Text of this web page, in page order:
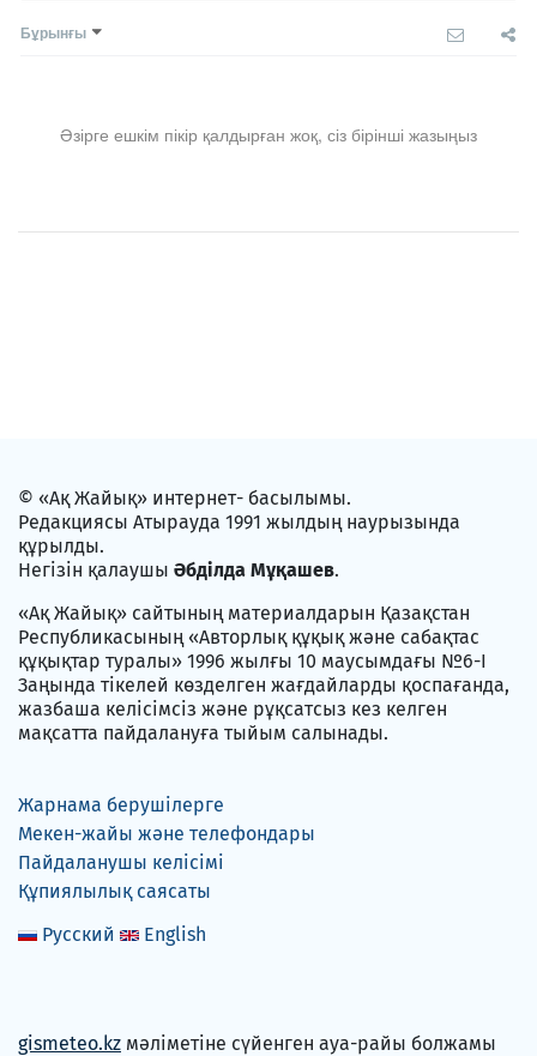
Бұрынғы
Әзірге ешкім пікір қалдырған жоқ, сіз бірінші жазыңыз
© «Ақ Жайық» интернет- басылымы.
Редакциясы Атырауда 1991 жылдың наурызында
құрылды.
Негізін қалаушы Әбділда Мұқашев.
«Ақ Жайық» сайтының материалдарын Қазақстан
Республикасының «Авторлық құқық және сабақтас
құқықтар туралы» 1996 жылғы 10 маусымдағы №6-I
Заңында тікелей көзделген жағдайларды қоспағанда,
жазбаша келісімсіз және рұқсатсыз кез келген
мақсатта пайдалануға тыйым салынады.
Жарнама берушілерге
Мекен-жайы және телефондары
Пайдаланушы келісімі
Құпиялылық саясаты
Русский
English
gismeteo.kz мәліметіне сүйенген ауа-райы болжамы